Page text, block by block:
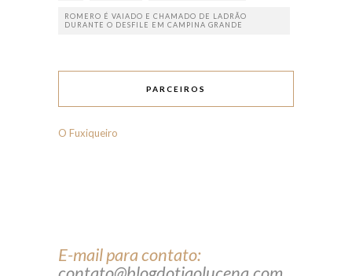
ROMERO É VAIADO E CHAMADO DE LADRÃO
DURANTE O DESFILE EM CAMPINA GRANDE
PARCEIROS
O Fuxiqueiro
E-mail para contato: